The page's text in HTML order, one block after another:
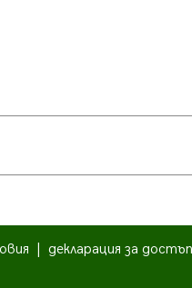
декларация за